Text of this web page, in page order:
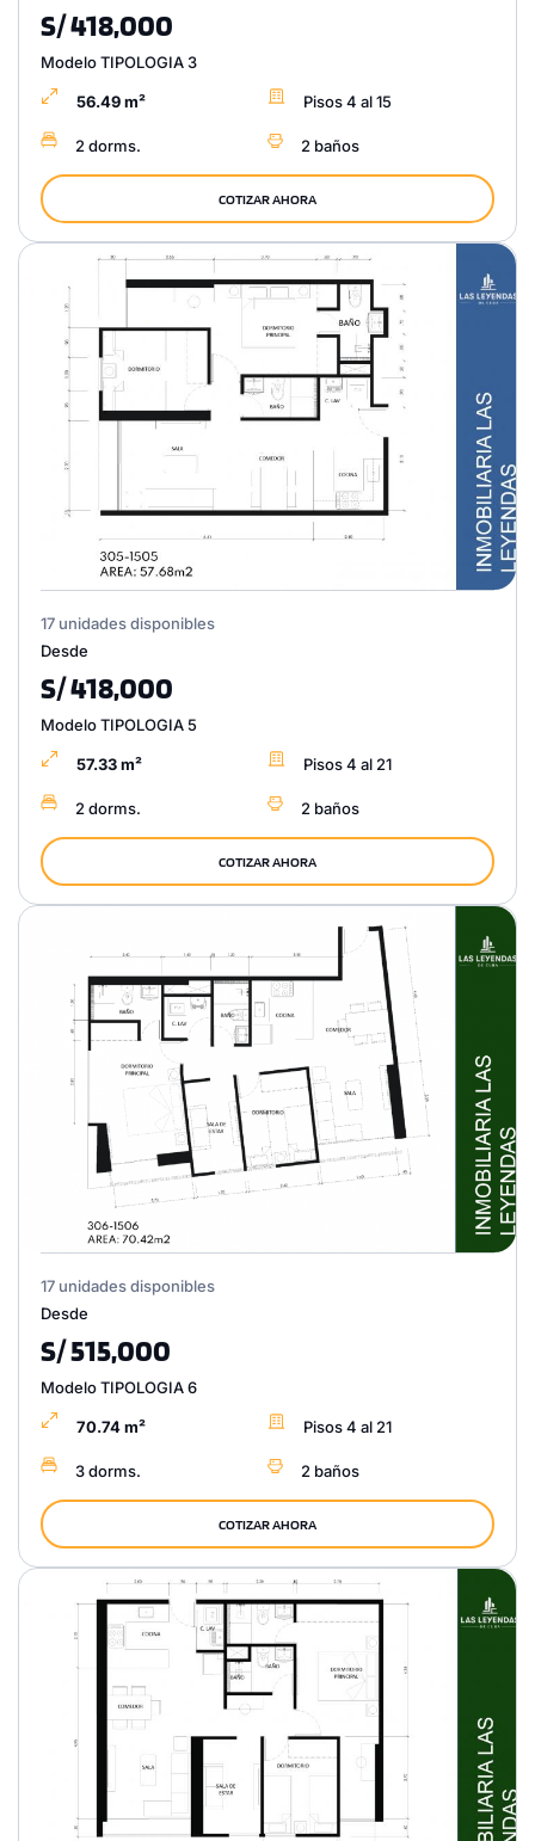
S/ 418,000
Modelo TIPOLOGIA 3
56.49 m² Pisos 4 al 15
2 dorms. 2 baños
COTIZAR AHORA
17 unidades disponibles
Desde
S/ 418,000
Modelo TIPOLOGIA 5
57.33 m² Pisos 4 al 21
2 dorms. 2 baños
COTIZAR AHORA
17 unidades disponibles
Desde
S/ 515,000
Modelo TIPOLOGIA 6
70.74 m² Pisos 4 al 21
3 dorms. 2 baños
COTIZAR AHORA